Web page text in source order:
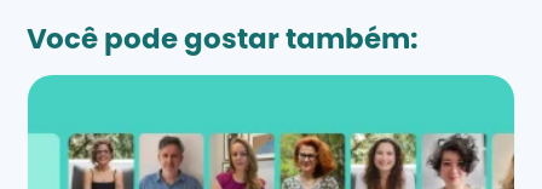
Você pode gostar também: